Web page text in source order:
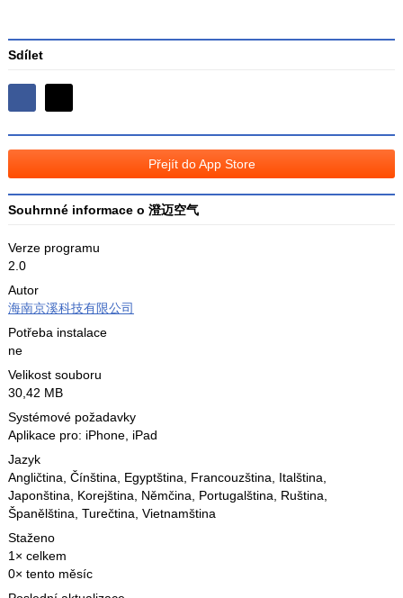
Sdílet
Sdílejte
na
Facebooku
na
Přejít do App Store
Souhrnné informace o 澄迈空气
Verze programu
2.0
Autor
海南京溪科技有限公司
Potřeba instalace
ne
Velikost souboru
30,42 MB
Systémové požadavky
Aplikace pro: iPhone, iPad
Jazyk
Angličtina, Čínština, Egyptština, Francouzština, Italština,
Japonština, Korejština, Němčina, Portugalština, Ruština,
Španělština, Turečtina, Vietnamština
Staženo
1× celkem
0× tento měsíc